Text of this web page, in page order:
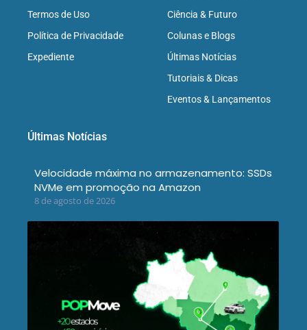
Termos de Uso
Política de Privacidade
Expediente
Ciência & Futuro
Colunas e Blogs
Últimas Notícias
Tutoriais & Dicas
Eventos & Lançamentos
Últimas Notícias
Velocidade máxima no armazenamento: SSDs
NVMe em promoção na Amazon
8 de agosto de 2026